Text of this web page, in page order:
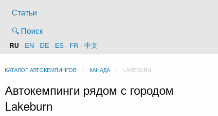
Статьи
🔍 Поиск
RU · EN · DE · ES · FR · 中文
КАТАЛОГ АВТОКЕМПИНГОВ КАНАДА LAKEBURN
Автокемпинги рядом с городом
Lakeburn